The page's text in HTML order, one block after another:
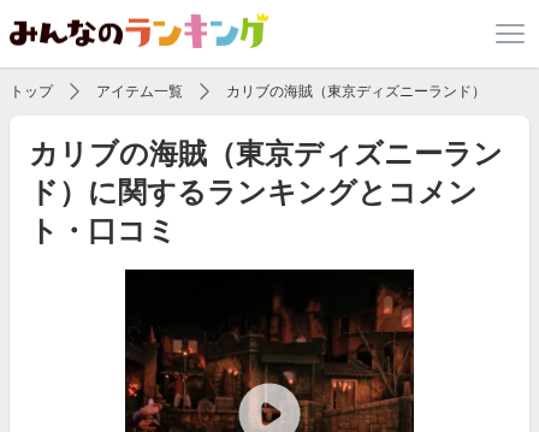
トップ アイテム一覧 カリブの海賊（東京ディズニーランド）
カリブの海賊（東京ディズニーラン
ド）に関するランキングとコメン
ト・口コミ